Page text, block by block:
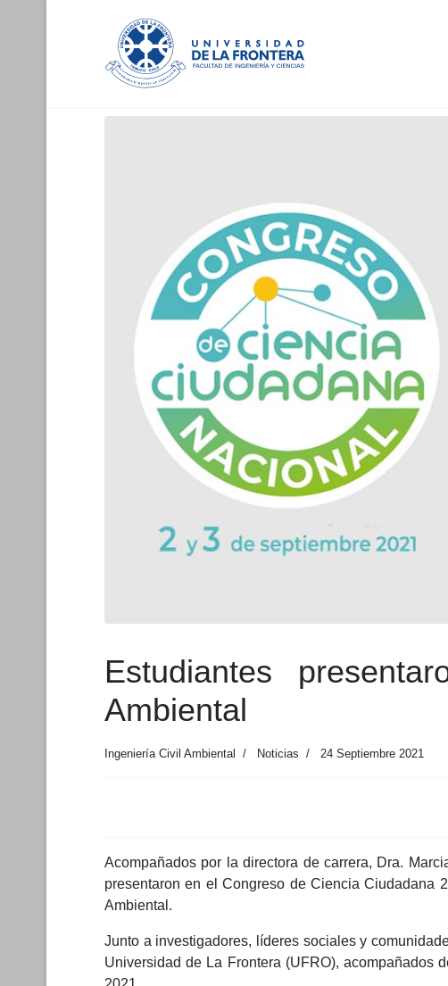
Estudiantes
Ambiental
Ingeniería Civil Ambiental Noticias 24 Septiembre 2021
Acompañados por la directora de carrera, Dra.
presentaron en el Congreso de Ciencia Ciudadana
Ambiental.
Junto a investigadores, líderes sociales y
Universidad de La Frontera (UFRO), acompañados